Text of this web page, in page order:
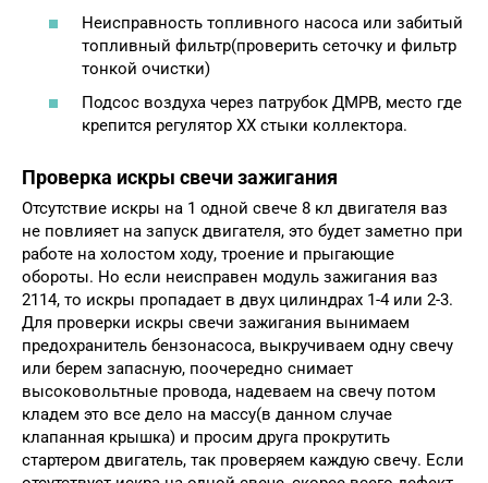
Неисправность топливного насоса или забитый
топливный фильтр(проверить сеточку и фильтр
тонкой очистки)
Подсос воздуха через патрубок ДМРВ, место где
крепится регулятор ХХ стыки коллектора.
Проверка искры свечи зажигания
Отсутствие искры на 1 одной свече 8 кл двигателя ваз
не повлияет на запуск двигателя, это будет заметно при
работе на холостом ходу, троение и прыгающие
обороты. Но если неисправен модуль зажигания ваз
2114, то искры пропадает в двух цилиндрах 1-4 или 2-3.
Для проверки искры свечи зажигания вынимаем
предохранитель бензонасоса, выкручиваем одну свечу
или берем запасную, поочередно снимает
высоковольтные провода, надеваем на свечу потом
кладем это все дело на массу(в данном случае
клапанная крышка) и просим друга прокрутить
стартером двигатель, так проверяем каждую свечу. Если